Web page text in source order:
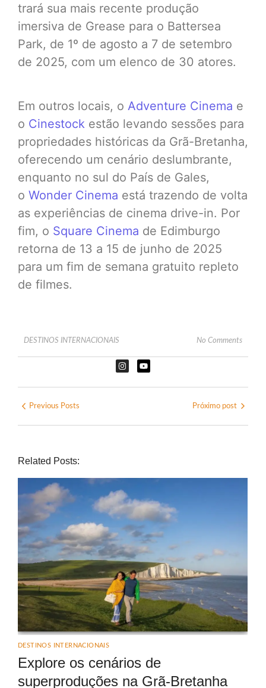
trará sua mais recente produção
imersiva de Grease para o Battersea
Park, de 1º de agosto a 7 de setembro
de 2025, com um elenco de 30 atores.
Em outros locais, o Adventure Cinema e
o Cinestock estão levando sessões para
propriedades históricas da Grã-Bretanha,
oferecendo um cenário deslumbrante,
enquanto no sul do País de Gales,
o Wonder Cinema está trazendo de volta
as experiências de cinema drive-in. Por
fim, o Square Cinema de Edimburgo
retorna de 13 a 15 de junho de 2025
para um fim de semana gratuito repleto
de filmes.
DESTINOS INTERNACIONAIS No Comments
Previous Posts Próximo post
Related Posts:
DESTINOS INTERNACIONAIS
Explore os cenários de
superproduções na Grã-Bretanha